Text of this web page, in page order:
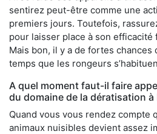
sentirez peut-être comme une
premiers jours. Toutefois,
pour laisser place à son efficacité
Mais bon, il y a de fortes chances
temps que les rongeurs
A quel moment faut-il faire
du domaine de la dératisation à
Quand vous vous rendez compte
animaux nuisibles devient assez